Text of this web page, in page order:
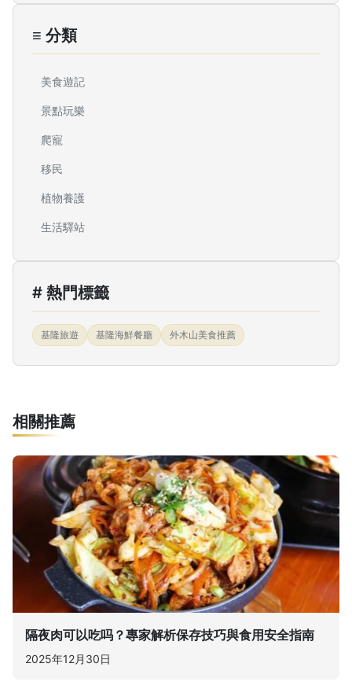
≡ 分類
美食遊記
景點玩樂
爬寵
移民
植物養護
生活驛站
# 熱門標籤
基隆旅遊 基隆海鮮餐廳 外木山美食推薦
相關推薦
隔夜肉可以吃吗？專家解析保存技巧與食用安全指南
2025年12月30日